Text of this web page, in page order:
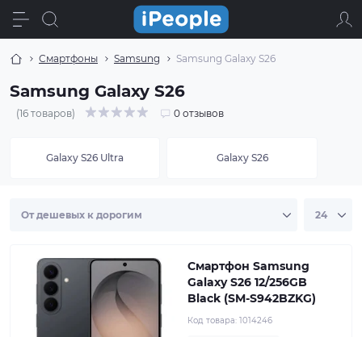
Смартфоны Samsung Samsung Galaxy S26
Samsung Galaxy S26
(16 товаров) 0 отзывов
Galaxy S26 Ultra Galaxy S26
Смартфон Samsung
Galaxy S26 12/256GB
Black (SM-S942BZKG)
Код товара: 1014246